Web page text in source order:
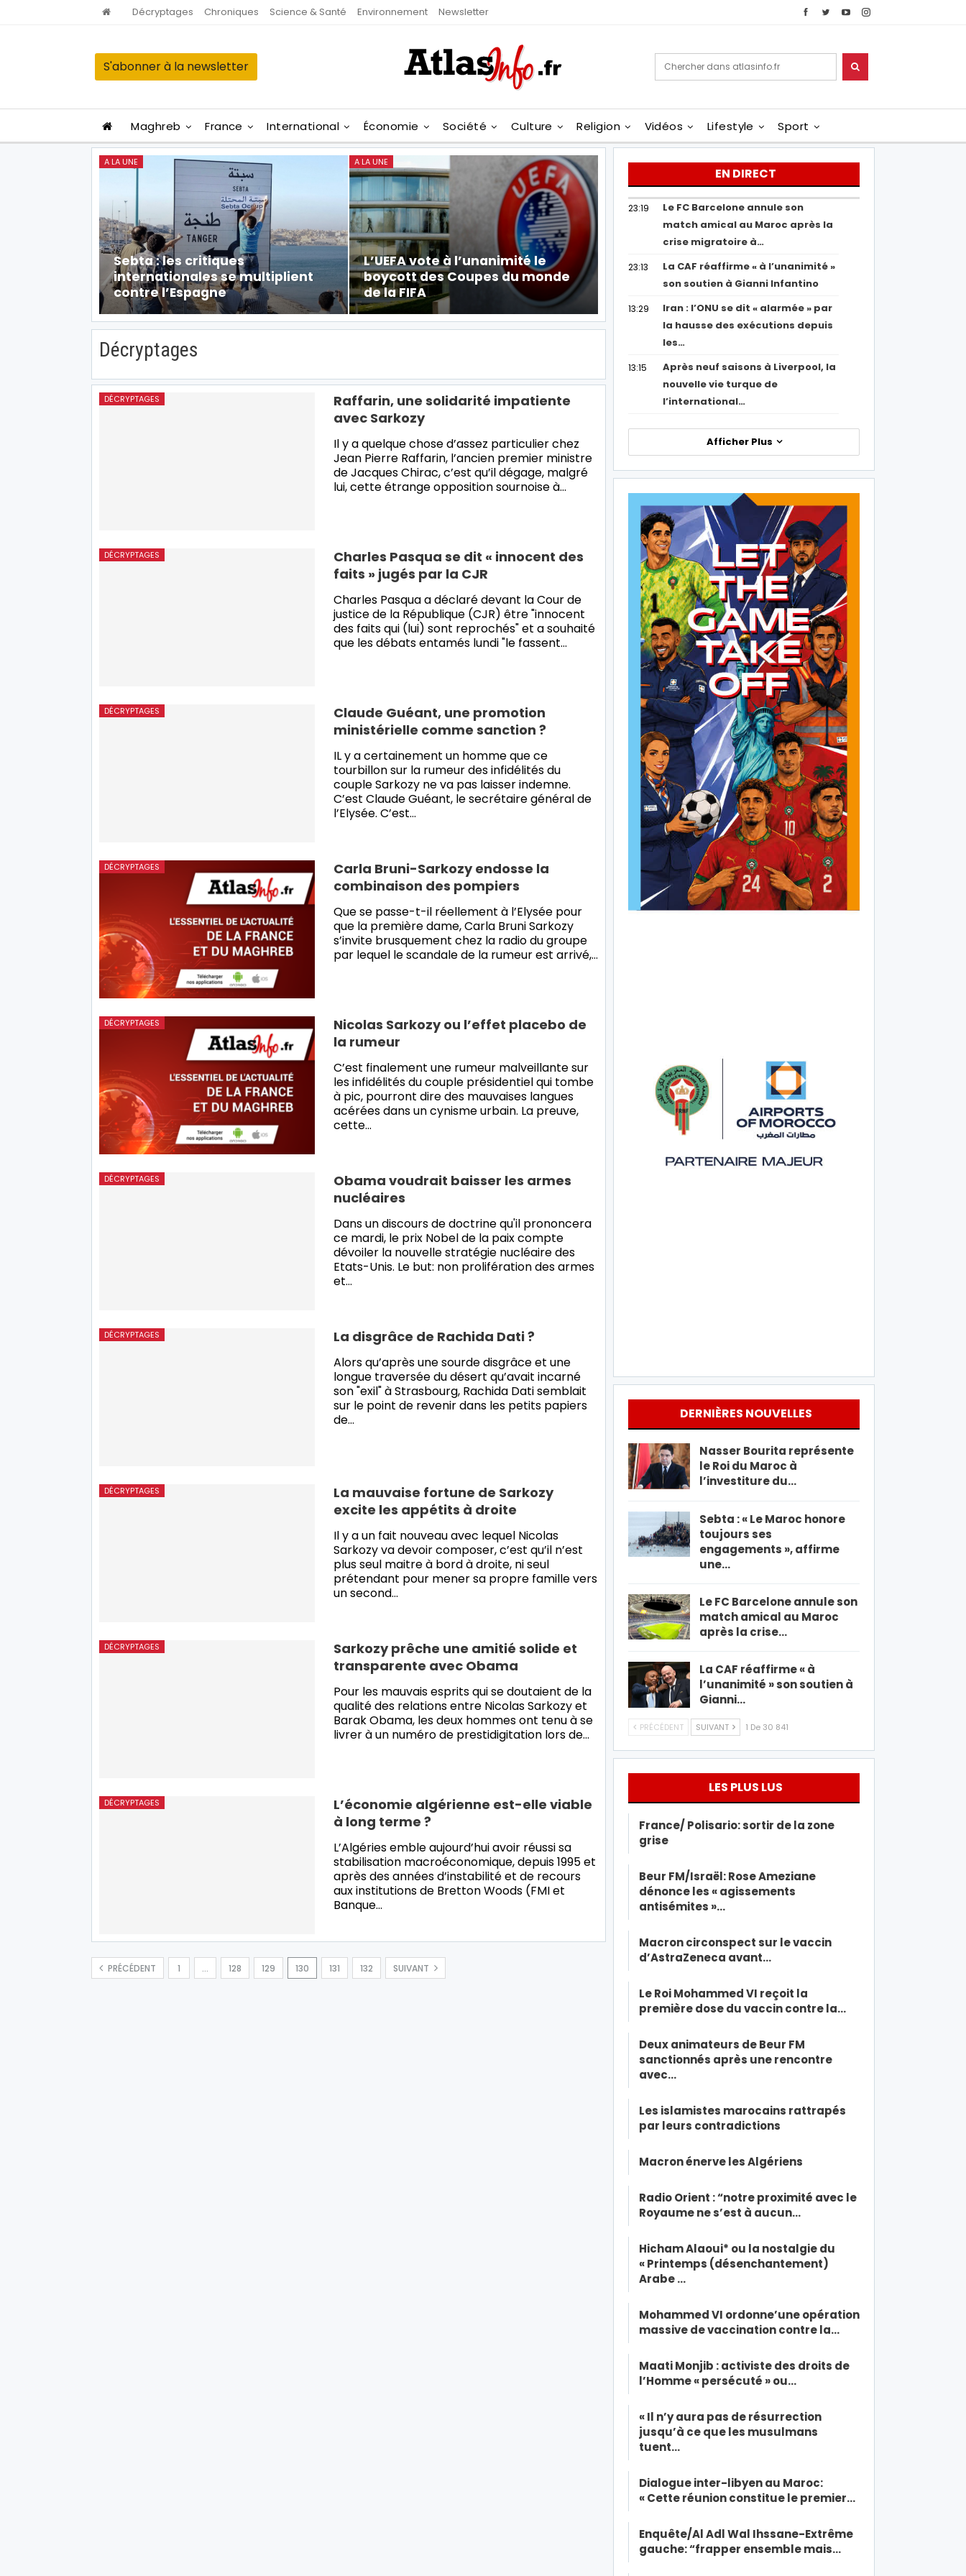
Décryptages Chroniques Science & Santé Environnement Newsletter
S'abonner à la newsletter
Maghreb France International Économie Société Culture Religion Vidéos Lifestyle Sport
A LA UNE
Sebta : les critiques
internationales se multiplient
contre l’Espagne
A LA UNE
L’UEFA vote à l’unanimité le
boycott des Coupes du monde
de la FIFA
Décryptages
DÉCRYPTAGES
Raffarin, une solidarité impatiente
avec Sarkozy
Il y a quelque chose d’assez particulier chez
Jean Pierre Raffarin, l’ancien premier ministre
de Jacques Chirac, c’est qu’il dégage, malgré
lui, cette étrange opposition sournoise à…
DÉCRYPTAGES
Charles Pasqua se dit « innocent des
faits » jugés par la CJR
Charles Pasqua a déclaré devant la Cour de
justice de la République (CJR) être "innocent
des faits qui (lui) sont reprochés" et a souhaité
que les débats entamés lundi "le fassent…
DÉCRYPTAGES
Claude Guéant, une promotion
ministérielle comme sanction ?
IL y a certainement un homme que ce
tourbillon sur la rumeur des infidélités du
couple Sarkozy ne va pas laisser indemne.
C’est Claude Guéant, le secrétaire général de
l’Elysée. C’est…
DÉCRYPTAGES
Carla Bruni-Sarkozy endosse la
combinaison des pompiers
Que se passe-t-il réellement à l’Elysée pour
que la première dame, Carla Bruni Sarkozy
s’invite brusquement chez la radio du groupe
par lequel le scandale de la rumeur est arrivé,…
DÉCRYPTAGES
Nicolas Sarkozy ou l’effet placebo de
la rumeur
C’est finalement une rumeur malveillante sur
les infidélités du couple présidentiel qui tombe
à pic, pourront dire des mauvaises langues
acérées dans un cynisme urbain. La preuve,
cette…
DÉCRYPTAGES
Obama voudrait baisser les armes
nucléaires
Dans un discours de doctrine qu'il prononcera
ce mardi, le prix Nobel de la paix compte
dévoiler la nouvelle stratégie nucléaire des
Etats-Unis. Le but: non prolifération des armes
et…
DÉCRYPTAGES La disgrâce de Rachida Dati ?
Alors qu’après une sourde disgrâce et une
longue traversée du désert qu’avait incarné
son "exil" à Strasbourg, Rachida Dati semblait
sur le point de revenir dans les petits papiers
de…
DÉCRYPTAGES
La mauvaise fortune de Sarkozy
excite les appétits à droite
Il y a un fait nouveau avec lequel Nicolas
Sarkozy va devoir composer, c’est qu’il n’est
plus seul maitre à bord à droite, ni seul
prétendant pour mener sa propre famille vers
un second…
DÉCRYPTAGES
Sarkozy prêche une amitié solide et
transparente avec Obama
Pour les mauvais esprits qui se doutaient de la
qualité des relations entre Nicolas Sarkozy et
Barak Obama, les deux hommes ont tenu à se
livrer à un numéro de prestidigitation lors de…
DÉCRYPTAGES
L’économie algérienne est-elle viable
à long terme ?
L’Algéries emble aujourd’hui avoir réussi sa
stabilisation macroéconomique, depuis 1995 et
après des années d’instabilité et de recours
aux institutions de Bretton Woods (FMI et
Banque…
PRÉCÉDENT 1 … 128 129 130 131 132 SUIVANT
EN DIRECT
23:19
Le FC Barcelone annule son
match amical au Maroc après la
crise migratoire à…
23:13
La CAF réaffirme « à l’unanimité »
son soutien à Gianni Infantino
13:29
Iran : l’ONU se dit « alarmée » par
la hausse des exécutions depuis
les…
13:15
Après neuf saisons à Liverpool, la
nouvelle vie turque de
l’international…
Afficher Plus
DERNIÈRES NOUVELLES
Nasser Bourita représente
le Roi du Maroc à
l’investiture du…
Sebta : « Le Maroc honore
toujours ses
engagements », affirme
une…
Le FC Barcelone annule son
match amical au Maroc
après la crise…
La CAF réaffirme « à
l’unanimité » son soutien à
Gianni…
PRÉCÉDENT SUIVANT 1 De 30 841
LES PLUS LUS
France/ Polisario: sortir de la zone
grise
Beur FM/Israël: Rose Ameziane
dénonce les « agissements
antisémites »…
Macron circonspect sur le vaccin
d’AstraZeneca avant…
Le Roi Mohammed VI reçoit la
première dose du vaccin contre la…
Deux animateurs de Beur FM
sanctionnés après une rencontre
avec…
Les islamistes marocains rattrapés
par leurs contradictions
Macron énerve les Algériens
Radio Orient : “notre proximité avec le
Royaume ne s’est à aucun…
Hicham Alaoui* ou la nostalgie du
« Printemps (désenchantement)
Arabe …
Mohammed VI ordonne’une opération
massive de vaccination contre la…
Maati Monjib : activiste des droits de
l’Homme « persécuté » ou…
« Il n’y aura pas de résurrection
jusqu’à ce que les musulmans
tuent…
Dialogue inter-libyen au Maroc:
« Cette réunion constitue le premier…
Enquête/Al Adl Wal Ihssane-Extrême
gauche: “frapper ensemble mais…